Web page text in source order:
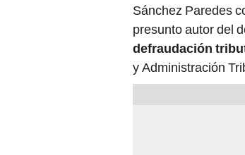
Sánchez Paredes
presunto autor del
defraudación
y Administración